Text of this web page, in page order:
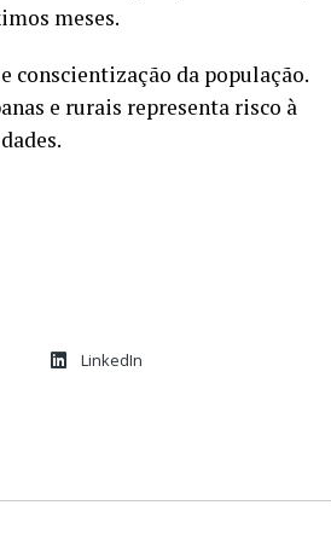
meses.
conscientização da população.
e rurais representa risco à
LinkedIn